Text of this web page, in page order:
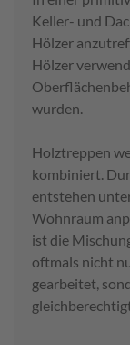
Keller- und
Hölzer
Hölzer
wurden.
Holztreppen
kombiniert.
entstehen
Wohnraum
ist die
oftmals nicht
gearbeitet,